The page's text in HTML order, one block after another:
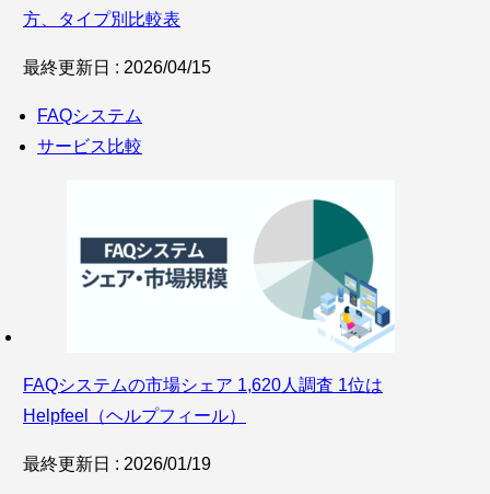
方、タイプ別比較表
最終更新日 : 2026/04/15
FAQシステム
サービス比較
FAQシステムの市場シェア 1,620人調査 1位は
Helpfeel（ヘルプフィール）
最終更新日 : 2026/01/19